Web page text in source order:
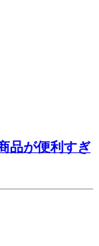
品が便利すぎ